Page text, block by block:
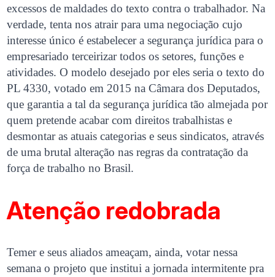
excessos de maldades do texto contra o trabalhador. Na
verdade, tenta nos atrair para uma negociação cujo
interesse único é estabelecer a segurança jurídica para o
empresariado terceirizar todos os setores, funções e
atividades. O modelo desejado por eles seria o texto do
PL 4330, votado em 2015 na Câmara dos Deputados,
que garantia a tal da segurança jurídica tão almejada por
quem pretende acabar com direitos trabalhistas e
desmontar as atuais categorias e seus sindicatos, através
de uma brutal alteração nas regras da contratação da
força de trabalho no Brasil.
Atenção redobrada
Temer e seus aliados ameaçam, ainda, votar nessa
semana o projeto que institui a jornada intermitente pra